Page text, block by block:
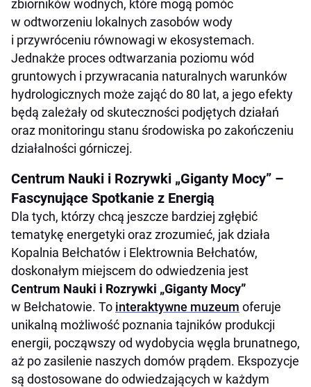
zbiorników wodnych, które mogą pomóc
w odtworzeniu lokalnych zasobów wody
i przywróceniu równowagi w ekosystemach.
Jednakże proces odtwarzania poziomu wód
gruntowych i przywracania naturalnych warunków
hydrologicznych może zająć do 80 lat, a jego efekty
będą zależały od skuteczności podjętych działań
oraz monitoringu stanu środowiska po zakończeniu
działalności górniczej.
Centrum Nauki i Rozrywki „Giganty Mocy” –
Fascynujące Spotkanie z Energią
Dla tych, którzy chcą jeszcze bardziej zgłębić
tematykę energetyki oraz zrozumieć, jak działa
Kopalnia Bełchatów i Elektrownia Bełchatów,
doskonałym miejscem do odwiedzenia jest
Centrum Nauki i Rozrywki „Giganty Mocy”
w Bełchatowie. To interaktywne muzeum oferuje
unikalną możliwość poznania tajników produkcji
energii, począwszy od wydobycia węgla brunatnego,
aż po zasilenie naszych domów prądem. Ekspozycje
są dostosowane do odwiedzających w każdym